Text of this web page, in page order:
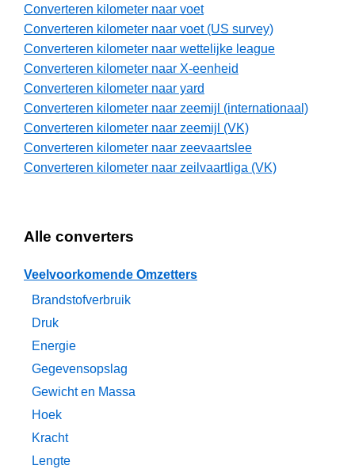
Converteren kilometer naar voet
Converteren kilometer naar voet (US survey)
Converteren kilometer naar wettelijke league
Converteren kilometer naar X-eenheid
Converteren kilometer naar yard
Converteren kilometer naar zeemijl (internationaal)
Converteren kilometer naar zeemijl (VK)
Converteren kilometer naar zeevaartslee
Converteren kilometer naar zeilvaartliga (VK)
Alle converters
Veelvoorkomende Omzetters
Brandstofverbruik
Druk
Energie
Gegevensopslag
Gewicht en Massa
Hoek
Kracht
Lengte